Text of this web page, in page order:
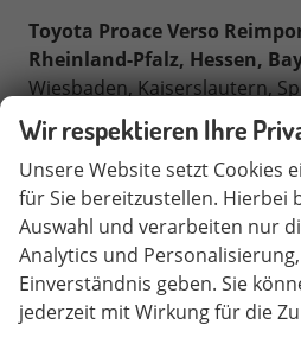
Toyota Proace Verso
Rheinland-Pfalz, Hessen,
Wiesbaden, Kaiserslautern,
Neustadt, Darmstadt, Worms,
Aschaffenburg, Würzburg, ist
bis 150km von Sinsheim
Sie können bequem über DB
Sinsheim) oder über die
Sinsheim 33a anreisen.
Wir respektieren Ihre
Unsere Website setzt Cookies
für Sie bereitzustellen. Hierbei
Auswahl und verarbeiten nur
Analytics und
Einverständnis geben. Sie
jederzeit mit Wirkung für die